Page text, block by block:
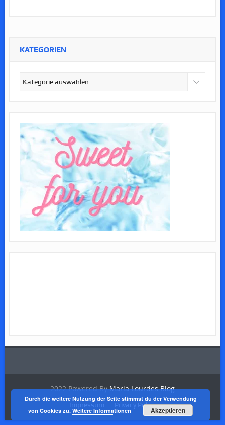
KATEGORIEN
2022 Powered ByMaria Lourdes Blog
Impressum Privacy Policy
Durch die weitere Nutzung der Seite stimmst du der Verwendung
von Cookies zu.Weitere Informationen Akzeptieren